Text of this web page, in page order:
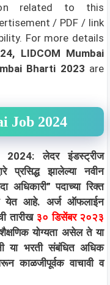
related to this
/ PDF / link
For more details
LIDCOM Mumbai
Bharti 2023 are
Job 2024
लेदर इंडस्ट्रीज
प्रसिद्ध झालेल्या नवीन
अधिकारी” पदाच्या रिक्त
येत आहे. अर्ज ऑफलाईन
तारीख ३० डिसेंबर २०२३
योग्यता असेल ते या
या भरती संबंधित अधिक
काळजीपूर्वक वाचावी व